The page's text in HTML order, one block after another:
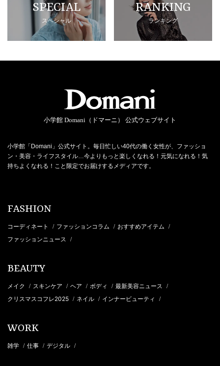
SPECIAL
スペシャル
RANKING
ランキング
小学館 Domani（ドマーニ） 公式ウェブサイト
小学館「Domani」公式サイト。毎日忙しい40代の働く女性が、ファッショ
ン・美容・ライフスタイル…今よりもっと楽しくなれる！元気になれる！気
持ちよくなれる！こと限定でお届けするメディアです。
FASHION
コーディネート / ファッションコラム / おすすめアイテム /
ファッションニュース /
BEAUTY
メイク / スキンケア / ヘア / ボディ / 最新美容ニュース /
クリスマスコフレ2025 / ネイル / インナービューティ /
WORK
雑学 / 仕事 / デジタル /